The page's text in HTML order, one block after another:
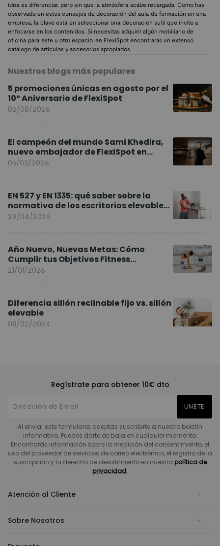
idea es diferenciar, pero sin que la atmósfera acabe recargada. Como has
observado en estos consejos de decoración del aula de formación en una
empresa, la clave está en seleccionar una decoración sutil que invite a
enfocarse en los contenidos. Si necesitas adquirir algún mobiliario de
oficina para este u otro espacio, en FlexiSpot encontrarás un extenso
catálogo de artículos y accesorios apropiados.
Nuestros blogs más populares
5 promociones únicas en agosto por el
10º Aniversario de FlexiSpot
02/08/2026
El campeón del mundo Sami Khedira,
nuevo embajador de FlexiSpot en
Europa
06/03/2026
EN 527 y EN 1335: qué saber sobre la
normativa de los escritorios elevables
y sillas ergonómicas
29/04/2026
Año Nuevo, Nuevas Metas: Cómo
Cumplir tus Objetivos Fitness
Entrenando en Casa
21/01/2026
Diferencia sillón reclinable fijo vs. sillón
elevable
08/02/2024
Regístrate para obtener 10€ dto
UNETE
Al enviar este formulario, aceptas suscribirte a nuestro boletín
informativo. Puedes darte de baja en cualquier momento.
Encontrarás información sobre la medición del consentimiento, el
uso del proveedor de servicios de correo electrónico, el registro de la
suscripción y tu derecho de desistimiento en nuestra política de
privacidad.
Atención al Cliente
Sobre Nosotros